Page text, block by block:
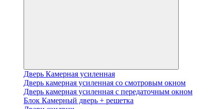
Дверь Камерная усиленная
Дверь камерная усиленная со смотровым окном
Дверь камерная усиленная с передаточным окном
Блок Камерный дверь + решетка